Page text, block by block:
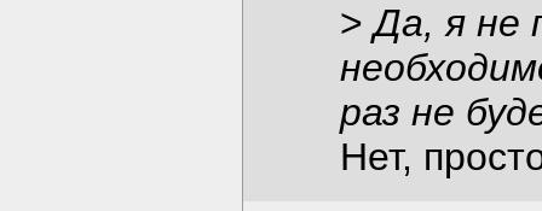
>Да, я не
раз не
Нет,